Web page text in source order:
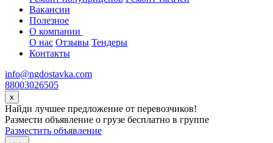
Вакансии
Полезное
О компании
О нас Отзывы Тендеры
Контакты
info@ngdostavka.com
88003026505
x
Найди лучшее предложение от перевозчиков!
Размести объявление о грузе бесплатно в группе
Разместить объявление